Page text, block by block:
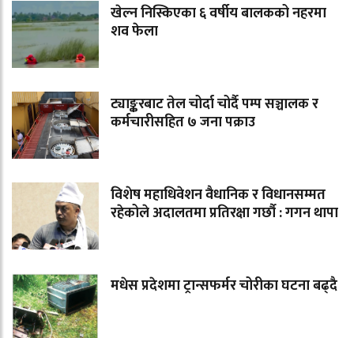
खेल्न निस्किएका ६ वर्षीय बालकको नहरमा
शव फेला
ट्याङ्करबाट तेल चोर्दा चोर्दै पम्प सञ्चालक र
कर्मचारीसहित ७ जना पक्राउ
विशेष महाधिवेशन वैधानिक र विधानसम्मत
रहेकोले अदालतमा प्रतिरक्षा गर्छौ : गगन थापा
मधेस प्रदेशमा ट्रान्सफर्मर चोरीका घटना बढ्दै